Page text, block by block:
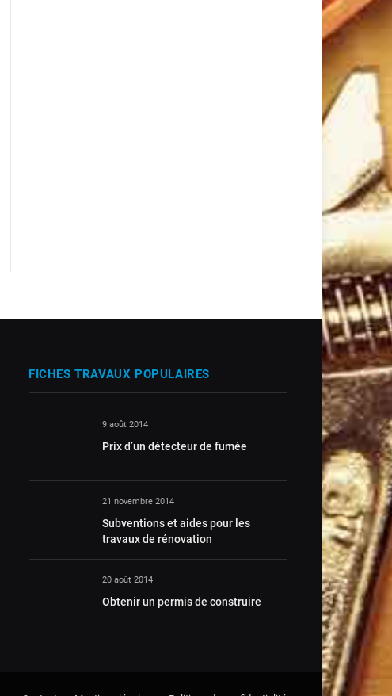
FICHES TRAVAUX POPULAIRES
9 août 2014
Prix d’un détecteur de fumée
21 novembre 2014
Subventions et aides pour les
travaux de rénovation
20 août 2014
Obtenir un permis de construire